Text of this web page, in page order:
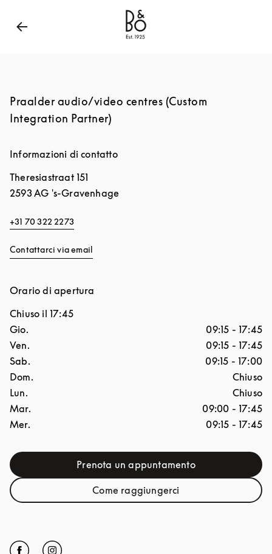
Bang & Olufsen - Exist to Create
Praalder audio/video centres (Custom
Integration Partner)
Informazioni di contatto
Theresiastraat 151
2593 AG 's-Gravenhage
+31 70 322 2273
Contattarci via email
Orario di apertura
Chiuso il 17:45
Giorno della settimana
Gio. 09:15 - 17:45
Ven.
09:15 - 17:45
Sab.
09:15 - 17:00
Dom.
Chiuso
Lun.
Chiuso
Mar.
09:00 - 17:45
Mer.
09:15 - 17:45
Prenota un appuntamento
Link Opens in New Tab
Come raggiungerciLink Opens in New Tab
Click to open Facebook
Link Opens in New Tab
Click to open Instagram
Link Opens in New Tab